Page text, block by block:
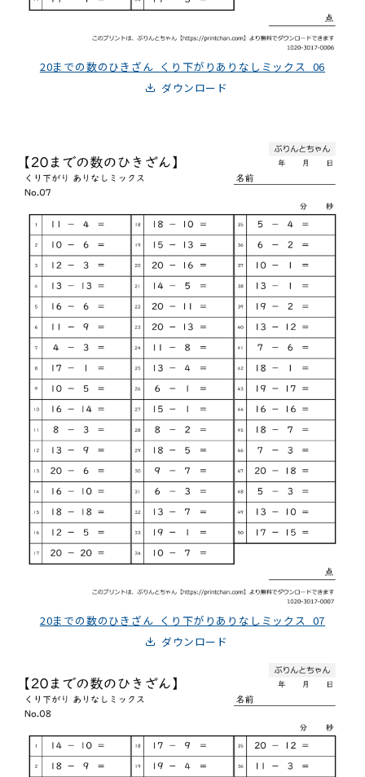
20までの数のひきざん_くり下がりありなしミックス_06
ダウンロード
20までの数のひきざん_くり下がりありなしミックス_07
ダウンロード